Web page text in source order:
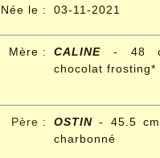
Née le :
03-11-2021
Mère : CALINE - 48
chocolat frosting*
Père : OSTIN- 45.5
charbonné